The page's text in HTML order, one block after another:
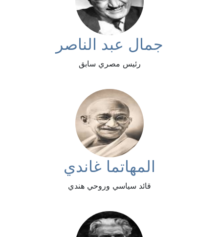
جمال عبد الناصر
رئيس مصري سابق
المهاتما غاندي
قائد سياسي وروحي هندي